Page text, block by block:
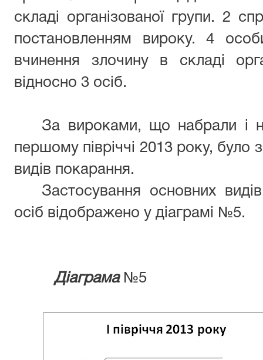
складі організованої групи. 2
постановленням вироку. 4
вчинення злочину в складі
відносно 3 осіб.
За вироками, що набрали і
першому півріччі 2013 року, було
видів покарання.
Застосування основних
осіб відображено у діаграмі №5.
Діаграма№5